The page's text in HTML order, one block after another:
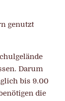
genutzt
Darum
bis 9.00
die